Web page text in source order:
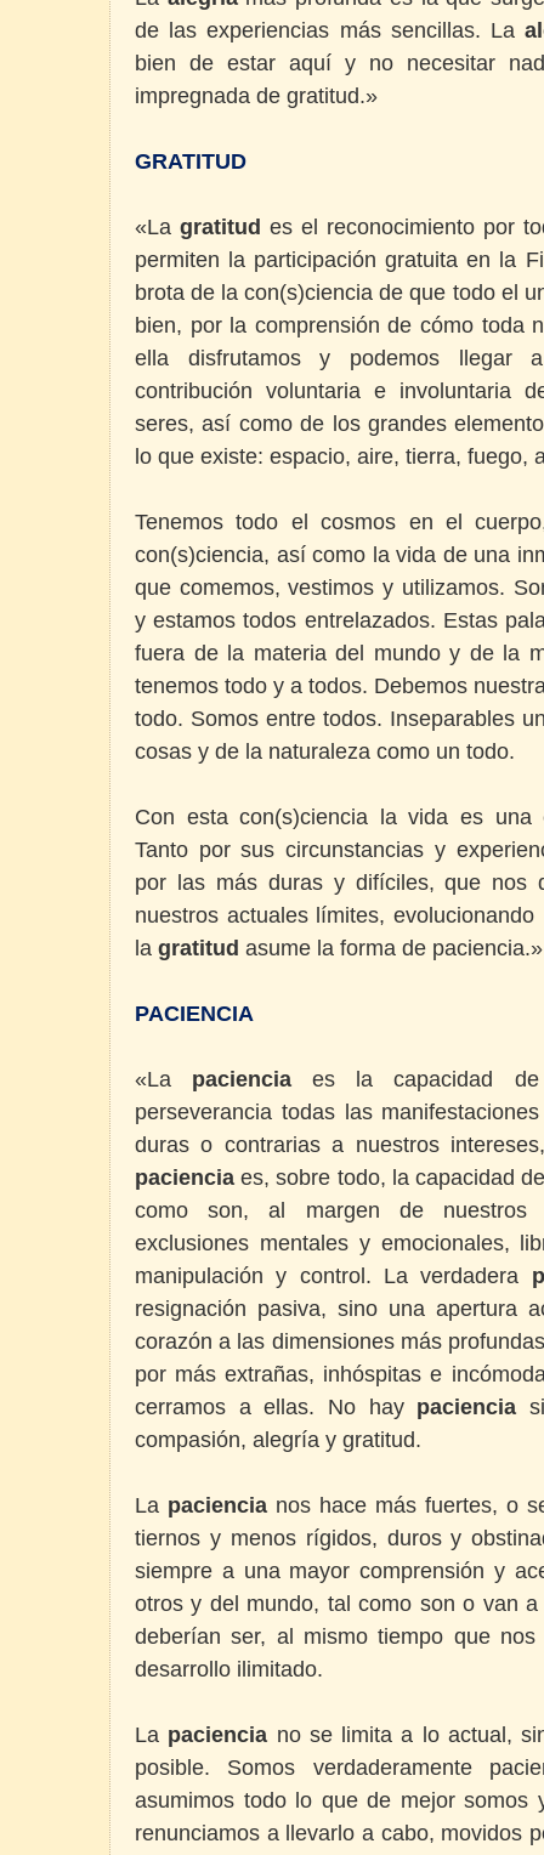
de las experiencias más sencillas. La
bien de estar aquí y no necesitar
impregnada de gratitud.»
GRATITUD
«La gratitud es el reconocimiento por
permiten la participación gratuita en la
brota de la con(s)ciencia de que todo el
bien, por la comprensión de cómo toda
ella disfrutamos y podemos llegar
contribución voluntaria e involuntaria
seres, así como de los grandes
lo que existe: espacio, aire, tierra, fuego,
Tenemos todo el cosmos en el
con(s)ciencia, así como la vida de una
que comemos, vestimos y utilizamos.
y estamos todos entrelazados. Estas
fuera de la materia del mundo y de la
tenemos todo y a todos. Debemos
todo. Somos entre todos. Inseparables
cosas y de la naturaleza como un todo.
Con esta con(s)ciencia la vida es una
Tanto por sus circunstancias y
por las más duras y difíciles, que nos
nuestros actuales límites,
la gratitud asume la forma de paciencia.»
PACIENCIA
«La paciencia es la capacidad
perseverancia todas las
duras o contrarias a nuestros
paciencia es, sobre todo, la capacidad
como son, al margen de nuestros
exclusiones mentales y emocionales,
manipulación y control. La verdadera
resignación pasiva, sino una apertura
corazón a las dimensiones más
por más extrañas, inhóspitas e
cerramos a ellas. No hay paciencia
compasión, alegría y gratitud.
La paciencia nos hace más fuertes, o
tiernos y menos rígidos, duros y
siempre a una mayor comprensión y
otros y del mundo, tal como son o van
deberían ser, al mismo tiempo que
desarrollo ilimitado.
La paciencia no se limita a lo actual,
posible. Somos verdaderamente
asumimos todo lo que de mejor
renunciamos a llevarlo a cabo, movidos